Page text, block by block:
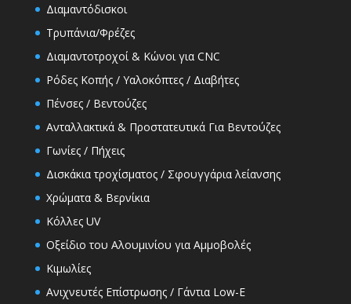
Διαμαντόδισκοι
Τρυπάνια/Φρέζες
Διαμαντοτροχοί & Κώνοι για CNC
Ρόδες Κοπής / Υαλοκόπτες / Διαβήτες
Πένσες / Βεντούζες
Ανταλλακτικά & Προστατευτικά Για Βεντούζες
Γωνίες / Πήχεις
Δισκάκια τροχίσματος / Σφουγγάρια λείανσης
Χρώματα & Βερνίκια
Κόλλες UV
Οξείδιο του Αλουμινίου για Αμμοβολές
Κιμωλίες
Ανιχνευτές Επίστρωσης / Γάντια Low-E